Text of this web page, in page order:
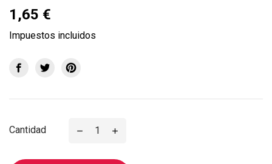
1,65 €
Impuestos incluidos
Cantidad